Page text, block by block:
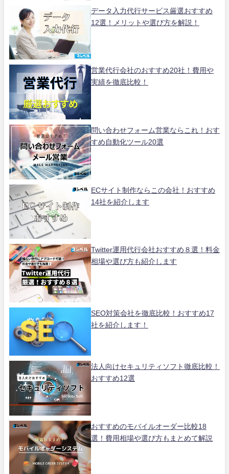
データ入力代行サービス厳選おすすめ
12選！メリットや選び方を解説！
営業代行会社のおすすめ20社！費用や
実績を徹底比較！
問い合わせフォーム営業ならこれ！おす
すめ自動化ツール20選
ECサイト制作ならこの会社！おすすめ
14社を紹介します
Twitter運用代行会社おすすめ８選！料金
相場や選び方も紹介します
SEO対策会社を徹底比較！おすすめ17
社を紹介します！
法人向けセキュリティソフト徹底比較！
おすすめ12選
おすすめのモバイルオーダー比較18
選！費用相場や選び方もまとめて解説